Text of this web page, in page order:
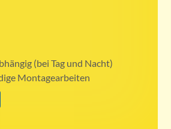
Montagearbeiten